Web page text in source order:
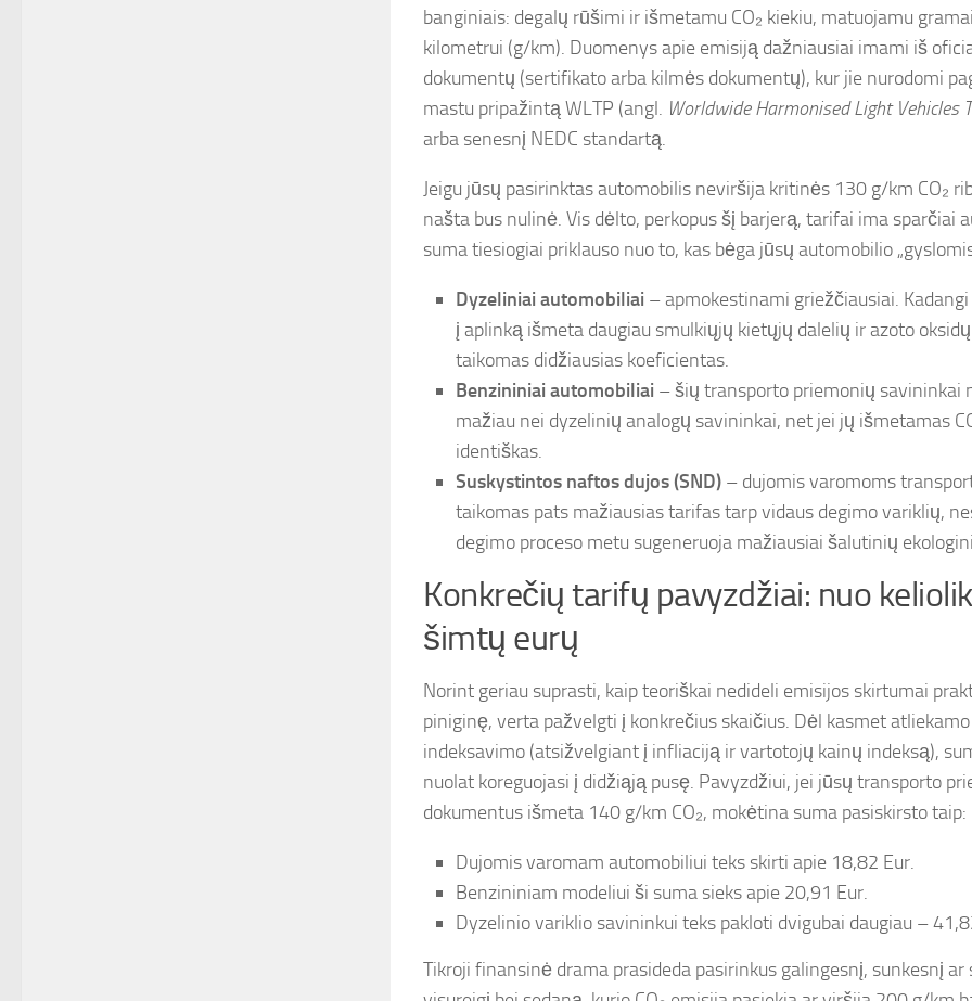
banginiais: degalų rūšimi ir išmetamu CO₂ kiekiu, matuojamu
kilometrui (g/km). Duomenys apie emisiją dažniausiai imami iš
dokumentų (sertifikato arba kilmės dokumentų), kur jie nurodomi
mastu pripažintą WLTP (angl. Worldwide Harmonised Light Vehicles
arba senesnį NEDC standartą.
Jeigu jūsų pasirinktas automobilis neviršija kritinės 130 g/km CO₂
našta bus nulinė. Vis dėlto, perkopus šį barjerą, tarifai ima sparčiai
suma tiesiogiai priklauso nuo to, kas bėga jūsų automobilio
Dyzeliniai automobiliai – apmokestinami griežčiausiai.
į aplinką išmeta daugiau smulkiųjų kietųjų dalelių ir azoto
taikomas didžiausias koeficientas.
Benzininiai automobiliai – šių transporto priemonių savininkai
mažiau nei dyzelinių analogų savininkai, net jei jų išmetamas
identiškas.
Suskystintos naftos dujos (SND) – dujomis varomoms
taikomas pats mažiausias tarifas tarp vidaus degimo variklių,
degimo proceso metu sugeneruoja mažiausiai šalutinių
Konkrečių tarifų pavyzdžiai: nuo
šimtų eurų
Norint geriau suprasti, kaip teoriškai nedideli emisijos skirtumai
piniginę, verta pažvelgti į konkrečius skaičius. Dėl kasmet
indeksavimo (atsižvelgiant į infliaciją ir vartotojų kainų indeksą),
nuolat koreguojasi į didžiąją pusę. Pavyzdžiui, jei jūsų transporto
dokumentus išmeta 140 g/km CO₂, mokėtina suma pasiskirsto taip:
Dujomis varomam automobiliui teks skirti apie 18,82 Eur.
Benzininiam modeliui ši suma sieks apie 20,91 Eur.
Dyzelinio variklio savininkui teks pakloti dvigubai daugiau –
Tikroji finansinė drama prasideda pasirinkus galingesnį, sunkesnį ar